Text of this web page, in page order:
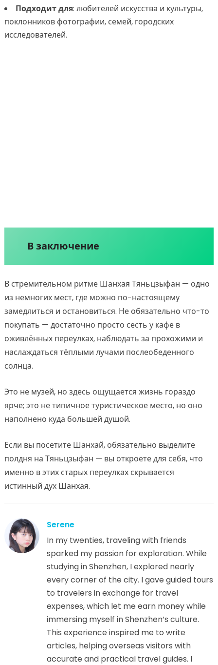
Подходит для: любителей искусства и культуры,
поклонников фотографии, семей, городских
исследователей.
В заключение
В стремительном ритме Шанхая Тяньцзыфан — одно
из немногих мест, где можно по-настоящему
замедлиться и остановиться. Не обязательно что-то
покупать — достаточно просто сесть у кафе в
оживлённых переулках, наблюдать за прохожими и
наслаждаться тёплыми лучами послеобеденного
солнца.
Это не музей, но здесь ощущается жизнь гораздо
ярче; это не типичное туристическое место, но оно
наполнено куда большей душой.
Если вы посетите Шанхай, обязательно выделите
полдня на Тяньцзыфан — вы откроете для себя, что
именно в этих старых переулках скрывается
истинный дух Шанхая.
Serene
In my twenties, traveling with friends
sparked my passion for exploration. While
studying in Shenzhen, I explored nearly
every corner of the city. I gave guided tours
to travelers in exchange for travel
expenses, which let me earn money while
immersing myself in Shenzhen’s culture.
This experience inspired me to write
articles, helping overseas visitors with
accurate and practical travel guides. I